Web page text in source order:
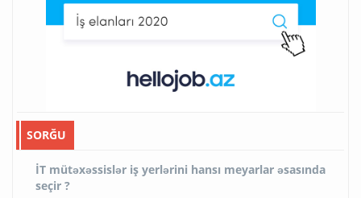
SORĞU
İT mütəxəssislər iş yerlərini hansı meyarlar əsasında
seçir ?